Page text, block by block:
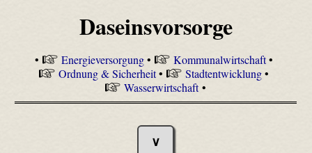
Daseinsvorsorge
• Energieversorgung• Kommunalwirtschaft•
Ordnung & Sicherheit• Stadtentwicklung•
Wasserwirtschaft•
∨